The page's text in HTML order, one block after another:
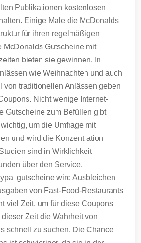
Publikationen kostenlosen
Einige Male die McDonalds
für ihren regelmäßigen
McDonalds Gutscheine mit
bieten sie gewinnen. In
wie Weihnachten und auch
von traditionellen Anlässen geben
Nicht wenige Internet-
Gutscheine zum Befüllen gibt
wichtig, um die Umfrage mit
und wird die Konzentration
sind in Wirklichkeit
über den Service.
gutscheine wird Ausbleichen
von Fast-Food-Restaurants
viel Zeit, um für diese Coupons
Zeit die Wahrheit von
schnell zu suchen. Die Chance